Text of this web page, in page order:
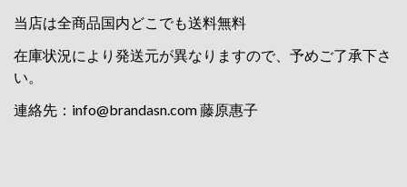
当店は全商品国内どこでも送料無料
在庫状況により発送元が異なりますので、予めご了承下さ
い。
連絡先： info@brandasn.com藤原惠子